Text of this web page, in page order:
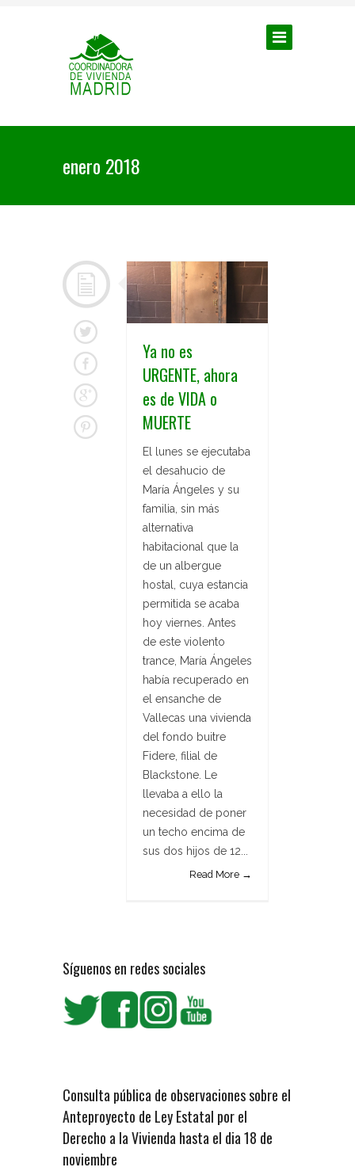
enero 2018
Ya no es
URGENTE, ahora
es de VIDA o
MUERTE
El lunes se ejecutaba
el desahucio de
María Ángeles y su
familia, sin más
alternativa
habitacional que la
de un albergue
hostal, cuya estancia
permitida se acaba
hoy viernes. Antes
de este violento
trance, María Ángeles
había recuperado en
el ensanche de
Vallecas una vivienda
del fondo buitre
Fidere, filial de
Blackstone. Le
llevaba a ello la
necesidad de poner
un techo encima de
sus dos hijos de 12...
Read More →
Síguenos en redes sociales
Consulta pública de observaciones sobre el
Anteproyecto de Ley Estatal por el
Derecho a la Vivienda hasta el dia 18 de
noviembre